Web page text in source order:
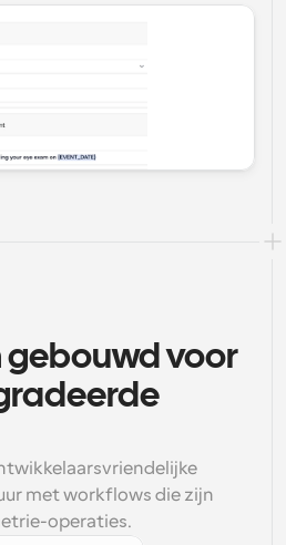
gebouwd voor
met workflows die zijn
operaties.